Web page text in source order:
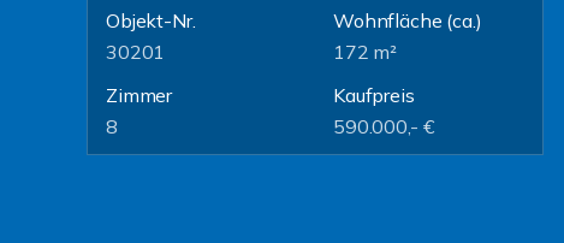
Objekt-Nr.
30201
Wohnfläche (ca.)
172 m²
Zimmer
8
Kaufpreis
590.000,- €